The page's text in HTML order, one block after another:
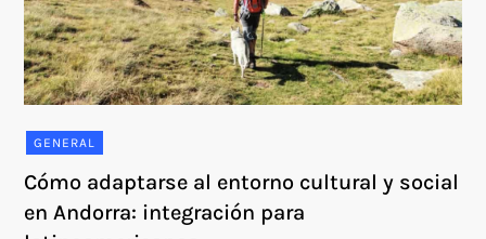
GENERAL
Cómo adaptarse al entorno cultural y social
en Andorra: integración para